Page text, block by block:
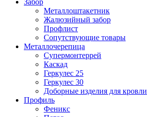
Металлоштакетник
Жалюзийный забор
Профлист
Сопутствующие товары
Металлочерепица
Супермонтеррей
Каскад
Геркулес 25
Геркулес 30
Доборные изделия для кровли
Профиль
Феникс